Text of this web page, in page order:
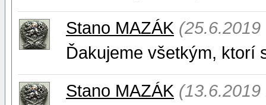
Stano MAZÁK (25.6.2019
Ďakujeme všetkým, ktorí
Stano MAZÁK (13.6.2019